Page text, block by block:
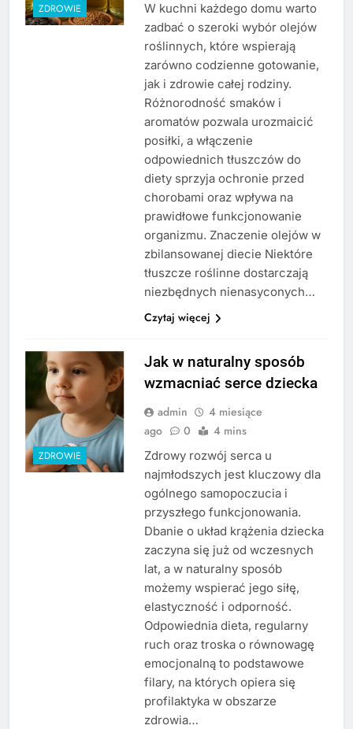
ZDROWIE
W kuchni każdego domu warto
zadbać o szeroki wybór olejów
roślinnych, które wspierają
zarówno codzienne gotowanie,
jak i zdrowie całej rodziny.
Różnorodność smaków i
aromatów pozwala urozmaicić
posiłki, a włączenie
odpowiednich tłuszczów do
diety sprzyja ochronie przed
chorobami oraz wpływa na
prawidłowe funkcjonowanie
organizmu. Znaczenie olejów w
zbilansowanej diecie Niektóre
tłuszcze roślinne dostarczają
niezbędnych nienasyconych…
Czytaj więcej
ZDROWIE
Jak w naturalny sposób
wzmacniać serce dziecka
admin
4 miesiące
ago
0 4 mins
Zdrowy rozwój serca u
najmłodszych jest kluczowy dla
ogólnego samopoczucia i
przyszłego funkcjonowania.
Dbanie o układ krążenia dziecka
zaczyna się już od wczesnych
lat, a w naturalny sposób
możemy wspierać jego siłę,
elastyczność i odporność.
Odpowiednia dieta, regularny
ruch oraz troska o równowagę
emocjonalną to podstawowe
filary, na których opiera się
profilaktyka w obszarze
zdrowia…